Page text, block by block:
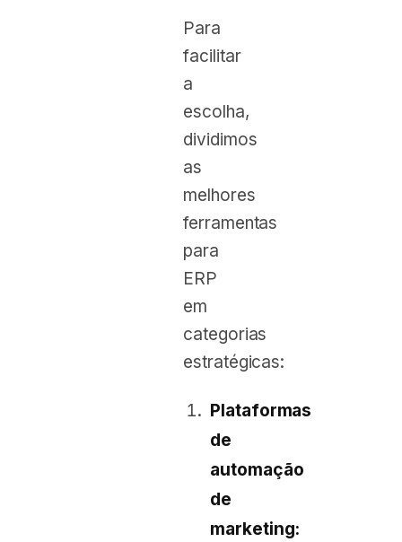
Para
facilitar
a
escolha,
dividimos
as
melhores
ferramentas
para
ERP
em
categorias
estratégicas:
Plataformas
de
automação
de
marketing: